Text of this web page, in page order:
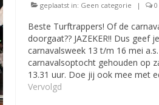
geplaatst in: Geen categorie | 0
Beste Turftrappers! Of de
doorgaat?? JAZEKER!! Dus geef
carnavalsweek 13 t/m 16 mei
carnavalsoptocht gehouden op
13.31 uur. Doe jij ook mee met
Vervolgd